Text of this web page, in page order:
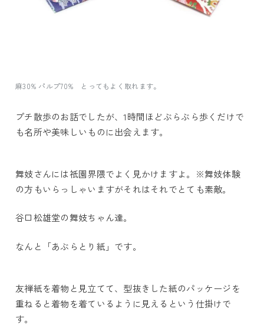
麻30% パルプ70% とってもよく取れます。
プチ散歩のお話でしたが、1時間ほどぶらぶら歩くだけで
も名所や美味しいものに出会えます。
舞妓さんには祇園界隈でよく見かけますよ。※舞妓体験
の方もいらっしゃいますがそれはそれでとても素敵。
谷口松雄堂の舞妓ちゃん達。
なんと「あぶらとり紙」です。
友禅紙を着物と見立てて、型抜きした紙のパッケージを
重ねると着物を着ているように見えるという仕掛けで
す。